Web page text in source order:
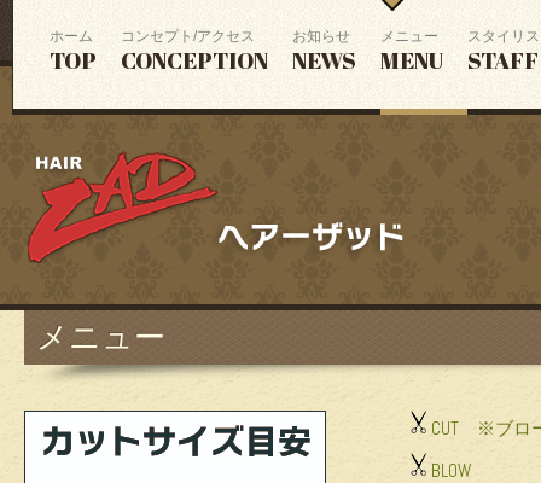
ホーム
TOP
コンセプト/アクセス
CONCEPTION
お知らせ
NEWS
メニュー
MENU
スタイリ
STAFF
メニュー
CUT ※ブロ
BLOW